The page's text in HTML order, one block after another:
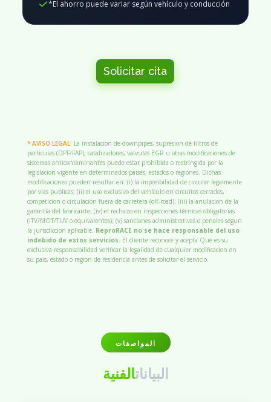
*El ahorro puede variar según vehículo y conducción
Solicitar cita
* AVISO LEGAL: La instalacion de downpipes, supresion de filtros de
particulas (DPF/FAP), catalizadores, valvulas EGR u otras modificaciones de
sistemas anticontaminantes puede estar prohibida o restringida por la
legislacion vigente en determinados paises, estados o regiones. Dichas
modificaciones pueden resultar en: (i) la imposibilidad de circular legalmente
por vias publicas; (ii) el uso exclusivo del vehículo en circuitos cerrados,
competicion o circulacion fuera de carretera (off-road); (iii) la anulacion de la
garantía del fabricante; (iv) el rechazo en inspecciones técnicas obligatorias
(ITV/MOT/TUV o equivalentes); (v) sanciones administrativas o penales segun
la jurisdiccion aplicable. ReproRACE no se hace responsable del uso
indebido de estos servicios. El cliente reconoce y acepta Qué es su
exclusiva responsabilidad verificar la legalidad de cualquier modificacion en
su pais, estado o region de residencia antes de solicitar el servicio.
المواصفات
البياناتالفنية